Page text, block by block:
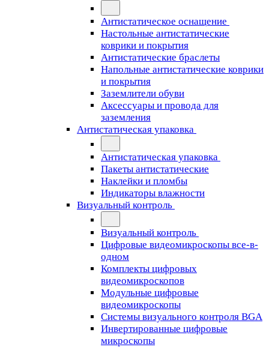
Антистатическое оснащение
Настольные антистатические
коврики и покрытия
Антистатические браслеты
Напольные антистатические коврики
и покрытия
Заземлители обуви
Аксессуары и провода для
заземления
Антистатическая упаковка
Антистатическая упаковка
Пакеты антистатические
Наклейки и пломбы
Индикаторы влажности
Визуальный контроль
Визуальный контроль
Цифровые видеомикроскопы все-в-
одном
Комплекты цифровых
видеомикроскопов
Модульные цифровые
видеомикроскопы
Cистемы визуального контроля BGA
Инвертированные цифровые
микроскопы